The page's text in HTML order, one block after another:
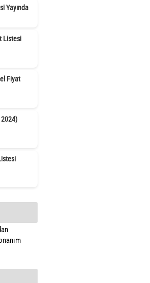
Yayında
Listesi
Fiyat
2024)